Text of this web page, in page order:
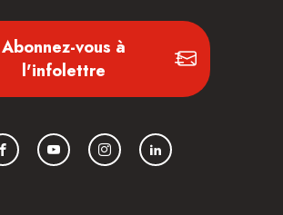
Abonnez-vous à
l'infolettre
FacebookYouTubeInstagramLinkedIn